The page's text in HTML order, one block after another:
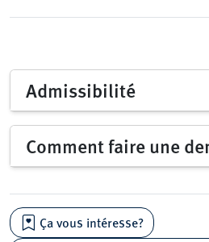
Admissibilité
Comment faire une
Ça vous intéresse?